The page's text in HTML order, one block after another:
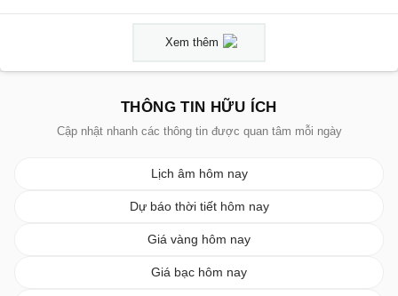
Xem thêm
THÔNG TIN HỮU ÍCH
Cập nhật nhanh các thông tin được quan tâm mỗi ngày
Lịch âm hôm nay
Dự báo thời tiết hôm nay
Giá vàng hôm nay
Giá bạc hôm nay